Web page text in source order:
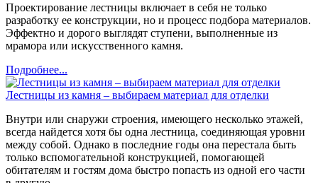
Проектирование лестницы включает в себя не только
разработку ее конструкции, но и процесс подбора материалов.
Эффектно и дорого выглядят ступени, выполненные из
мрамора или искусственного камня.
Подробнее...
Лестницы из камня – выбираем материал для отделки
Внутри или снаружи строения, имеющего несколько этажей,
всегда найдется хотя бы одна лестница, соединяющая уровни
между собой. Однако в последние годы она перестала быть
только вспомогательной конструкцией, помогающей
обитателям и гостям дома быстро попасть из одной его части